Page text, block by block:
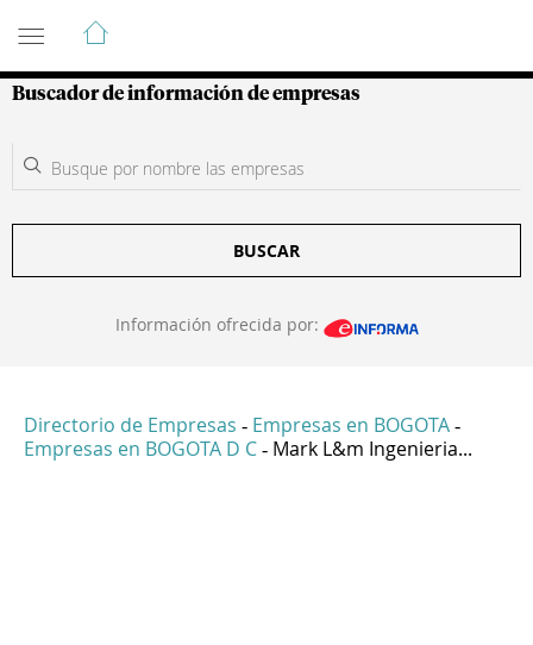
Guía de Empresas Colombianas
Buscador de información de empresas
BUSCAR
Información ofrecida por:
Directorio de Empresas - Empresas en BOGOTA -
Empresas en BOGOTA D C - Mark L&m Ingenieria...